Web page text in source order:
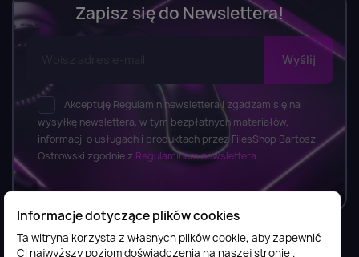
Zapisz się do Newslettera!
Akceptuję Regulamin newslettera i zgadzam się na
wysyłkę newslettera, w tym bezpłatnych materiałów,
informacji o usługach i produktach przez FilesShop Bartosz
Ostrowski zgodnie z Regulaminem newslettera.
Informacje dotyczące plików cookies
Ta witryna korzysta z własnych plików cookie, aby zapewnić
Ci najwyższy poziom doświadczenia na naszej stronie .